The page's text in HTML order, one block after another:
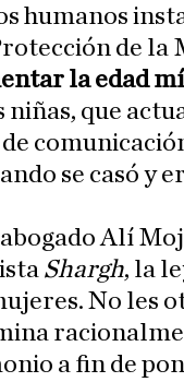
humanos
de
la edad
niñas, que
se casó y
Alí
Shargh, la
No les
a fin de